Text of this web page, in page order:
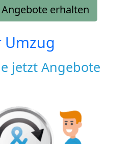
erhalten
Umzug
jetzt Angebote